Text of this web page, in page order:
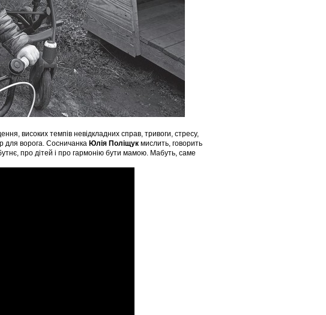
високих темпів невідкладних справ, тривоги, стресу,
для ворога. Сосничанка Юлія Поліщук мислить, говорить
про дітей і про гармонію бути мамою. Мабуть, саме